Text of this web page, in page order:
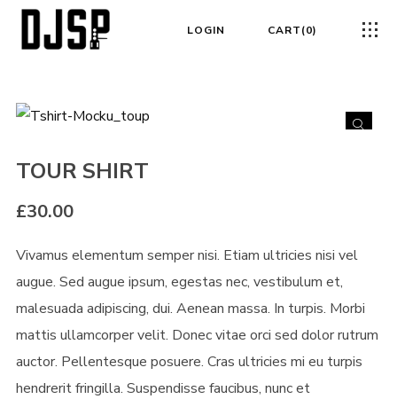
LOGIN CART 0
TOUR SHIRT
£30.00
Vivamus elementum semper nisi. Etiam ultricies nisi vel
augue. Sed augue ipsum, egestas nec, vestibulum et,
malesuada adipiscing, dui. Aenean massa. In turpis. Morbi
mattis ullamcorper velit. Donec vitae orci sed dolor rutrum
auctor. Pellentesque posuere. Cras ultricies mi eu turpis
hendrerit fringilla. Suspendisse faucibus, nunc et